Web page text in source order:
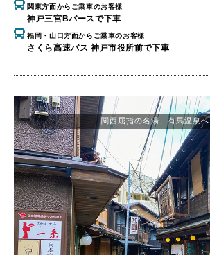
関東方面からご乗車のお客様
神戸三宮Bバースで下車
福岡・山口方面からご乗車のお客様
さくら高速バス 神戸市役所前で下車
関西屈指の名湯、有馬温泉へ